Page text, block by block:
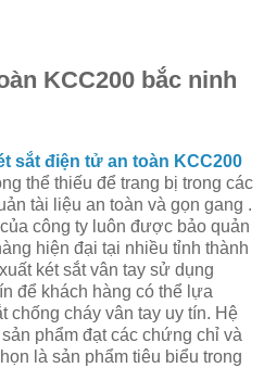
KCC200 bắc ninh
sắt điện tử an toàn KCC200
thể thiếu để trang bị trong các
tài liệu an toàn và gọn gang .
công ty luôn được bảo quản
hiện đại tại nhiều tỉnh thành
két sắt vân tay sử dụng
để khách hàng có thể lựa
chống cháy vân tay uy tín. Hệ
phẩm đạt các chứng chỉ và
là sản phẩm tiêu biểu trong